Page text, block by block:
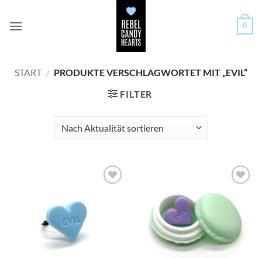
Inhalt
0
START / PRODUKTE VERSCHLAGWORTET MIT „EVIL“
FILTER
wishlist